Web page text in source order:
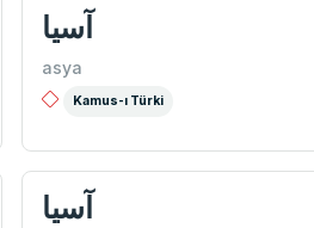
آسيا
asya
Kamus-ı Türki
آسيا